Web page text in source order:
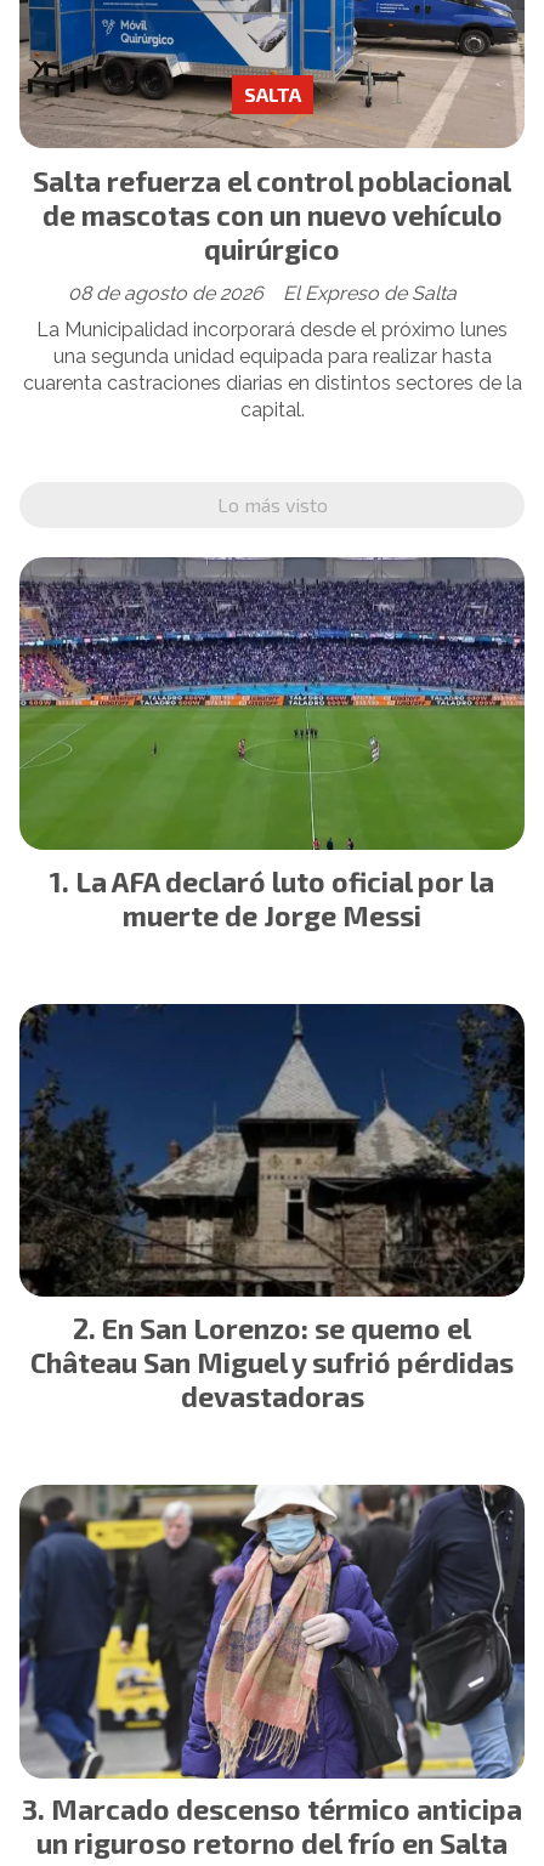
Salta refuerza el control poblacional
de mascotas con un nuevo vehículo
quirúrgico
El Expreso de Salta
SALTA
08 de agosto de 2026
La Municipalidad incorporará desde el próximo lunes
una segunda unidad equipada para realizar hasta
cuarenta castraciones diarias en distintos sectores de la
capital.
Lo más visto
La AFA declaró luto oficial por la
muerte de Jorge Messi
En San Lorenzo: se quemo el
Château San Miguel y sufrió pérdidas
devastadoras
Marcado descenso térmico anticipa
un riguroso retorno del frío en Salta